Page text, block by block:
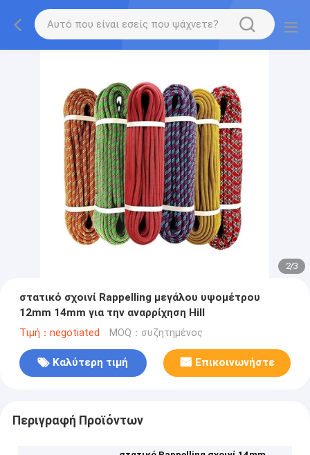
2/3
στατικό σχοινί Rappelling μεγάλου υψομέτρου
12mm 14mm για την αναρρίχηση Hill
Τιμή：negotiated MOQ：συζητημένος
Καλύτερη τιμή Επικοινωνήστε
Περιγραφή Προϊόντων